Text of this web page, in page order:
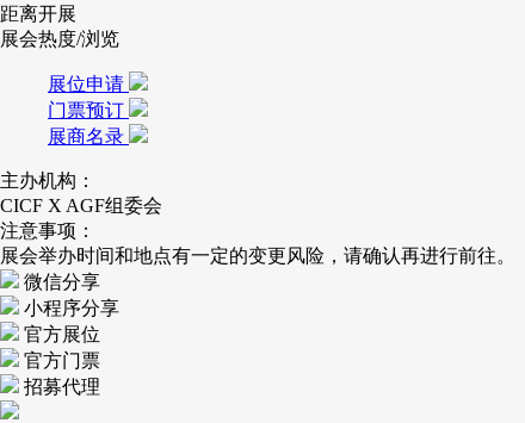
距离开展
展会热度/浏览
展位申请
门票预订
展商名录
主办机构：
CICF X AGF组委会
注意事项：
展会举办时间和地点有一定的变更风险，请确认再进行前往。
微信分享
小程序分享
官方展位
官方门票
招募代理